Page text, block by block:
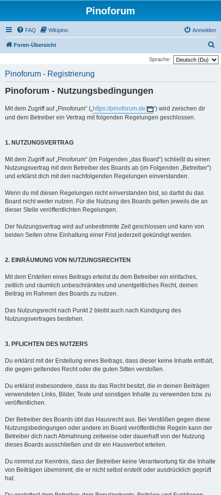
Pinoforum
FAQ Wikipino Anmelden
Foren-Übersicht
u
Sprache:
Pinoforum - Registrierung
Pinoforum - Nutzungsbedingungen
Mit dem Zugriff auf „Pinoforum“ („https://pinoforum.de
“) wird zwischen dir
und dem Betreiber ein Vertrag mit folgenden Regelungen geschlossen.
1. NUTZUNGSVERTRAG
Mit dem Zugriff auf „Pinoforum“ (im Folgenden „das Board“) schließt du einen
Nutzungsvertrag mit dem Betreiber des Boards ab (im Folgenden „Betreiber“)
und erklärst dich mit den nachfolgenden Regelungen einverstanden.
Wenn du mit diesen Regelungen nicht einverstanden bist, so darfst du das
Board nicht weiter nutzen. Für die Nutzung des Boards gelten jeweils die an
dieser Stelle veröffentlichten Regelungen.
Der Nutzungsvertrag wird auf unbestimmte Zeit geschlossen und kann von
beiden Seiten ohne Einhaltung einer Frist jederzeit gekündigt werden.
2. EINRÄUMUNG VON NUTZUNGSRECHTEN
Mit dem Erstellen eines Beitrags erteilst du dem Betreiber ein einfaches,
zeitlich und räumlich unbeschränktes und unentgeltliches Recht, deinen
Beitrag im Rahmen des Boards zu nutzen.
Das Nutzungsrecht nach Punkt 2 bleibt auch nach Kündigung des
Nutzungsvertrages bestehen.
3. PFLICHTEN DES NUTZERS
Du erklärst mit der Erstellung eines Beitrags, dass dieser keine Inhalte enthält,
die gegen geltendes Recht oder die guten Sitten verstoßen.
Du erklärst insbesondere, dass du das Recht besitzt, die in deinen Beiträgen
verwendeten Links, Bilder, Texte und sonstigen Inhalte zu verwenden bzw. zu
veröffentlichen.
Der Betreiber des Boards übt das Hausrecht aus. Bei Verstößen gegen diese
Nutzungsbedingungen oder andere im Board veröffentlichte Regeln kann der
Betreiber dich nach Abmahnung zeitweise oder dauerhaft von der Nutzung
dieses Boards ausschließen und dir ein Hausverbot erteilen.
Du nimmst zur Kenntnis, dass der Betreiber keine Verantwortung für die Inhalte
von Beiträgen übernimmt, die er nicht selbst erstellt oder ausdrücklich geprüft
hat.